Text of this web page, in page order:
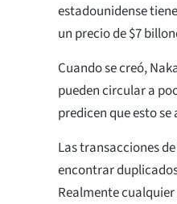
estadounidense
un precio de $7
Cuando se creó,
pueden circular a
predicen que esto se
Las transacciones
encontrar
Realmente